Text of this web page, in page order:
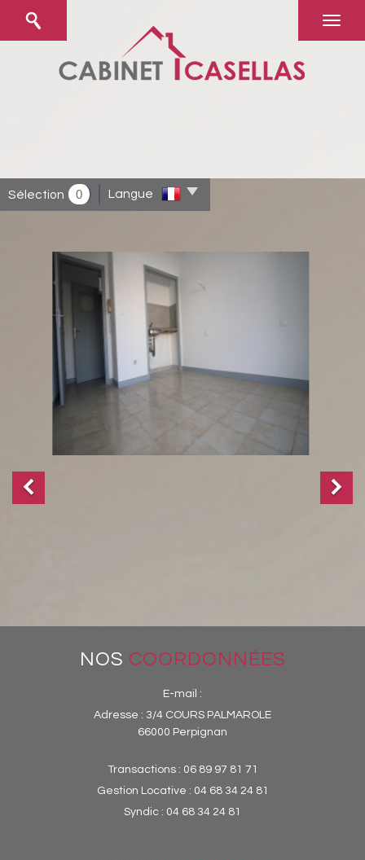
Sélection 0 Langue
NOS COORDONNÉES
E-mail :
Adresse : 3/4 COURS PALMAROLE
66000 Perpignan
Transactions : 06 89 97 81 71
Gestion Locative : 04 68 34 24 81
Syndic : 04 68 34 24 81